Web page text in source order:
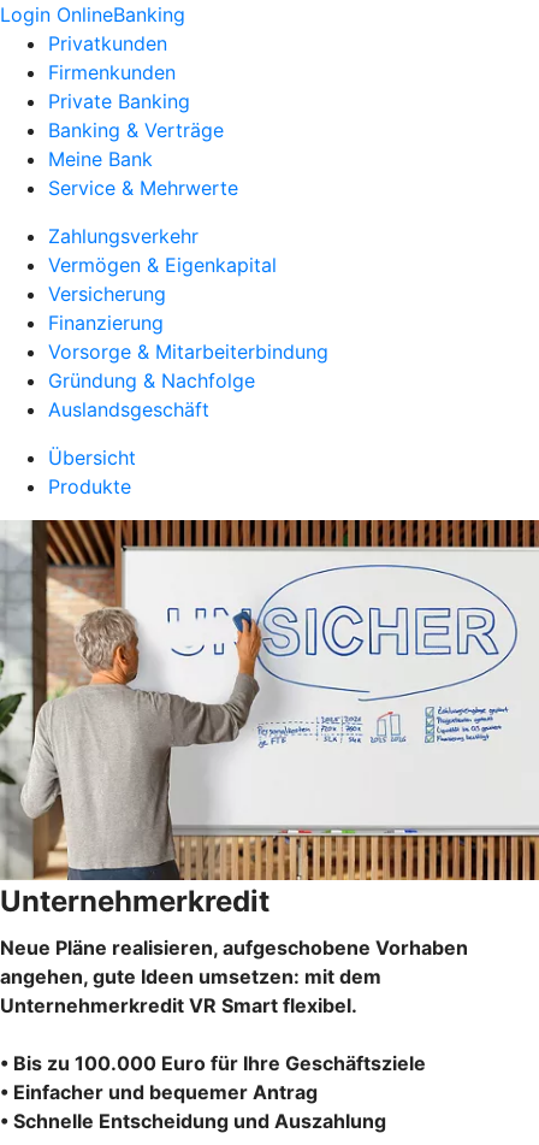
Login OnlineBanking
Privatkunden
Firmenkunden
Private Banking
Banking & Verträge
Meine Bank
Service & Mehrwerte
Zahlungsverkehr
Vermögen & Eigenkapital
Versicherung
Finanzierung
Vorsorge & Mitarbeiterbindung
Gründung & Nachfolge
Auslandsgeschäft
Übersicht
Produkte
Unternehmerkredit
Neue Pläne realisieren, aufgeschobene Vorhaben
angehen, gute Ideen umsetzen: mit dem
Unternehmerkredit VR Smart flexibel.
• Bis zu 100.000 Euro für Ihre Geschäftsziele
• Einfacher und bequemer Antrag
• Schnelle Entscheidung und Auszahlung